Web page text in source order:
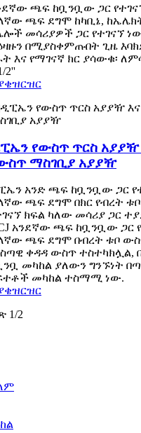
ጫፍ ከቧንቧው ጋር
ጫፍ ደግሞ ከካቢኔ,
መሳሪያዎች ጋር የተገናኘ
በሚያስቀምጡበት ጊዜ
እና የማገናኛ ክር ያሳውቁ፡
2''
ዝርዝር
የውስጥ ጥርስ አያያዥ
ማስገቢያ አያያዥ
አንድ ጫፍ ከቧንቧው ጋር
ጫፍ ደግሞ በክር የብረት
ክፍል ካለው መሳሪያ ጋር
አንደኛው ጫፍ ከቧንቧው ጋር
ጫፍ ደግሞ በብረት ቱቦ
ቀዳዳ ውስጥ ተስተካክሏል,
መካከል ያለውን ግንኙነት
መካከል ተስማሚ ነው.
ዝርዝር
1/2